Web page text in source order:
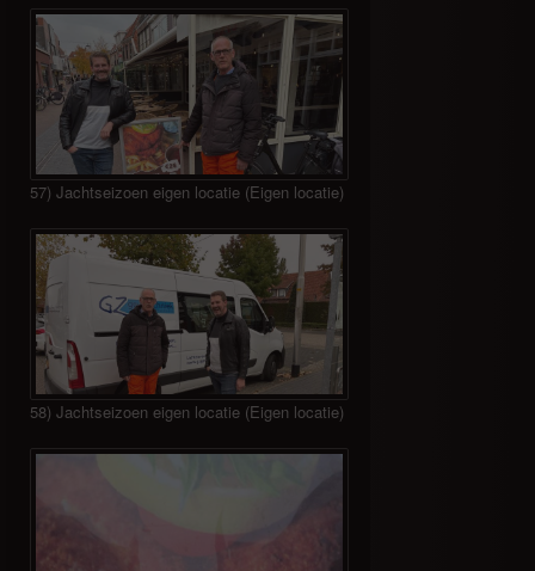
57) Jachtseizoen eigen locatie (Eigen locatie)
58) Jachtseizoen eigen locatie (Eigen locatie)